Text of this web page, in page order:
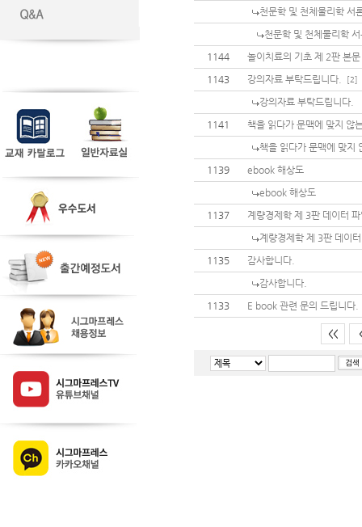
천문학 및 천체물리학 서
천문학 및 천체물리학
1144
놀이치료의 기초 제 2판 본
1143
강의자료 부탁드립니다. [2]
강의자료 부탁드립니다.
1141
책을 읽다가 문맥에 맞지 않
책을 읽다가 문맥에 맞지
1139
ebook 해상도
ebook 해상도
1137
계량경제학 제 3판 데이터
계량경제학 제 3판 데이
1135
감사합니다.
감사합니다.
1133
E book 관련 문의 드립니다.
<<